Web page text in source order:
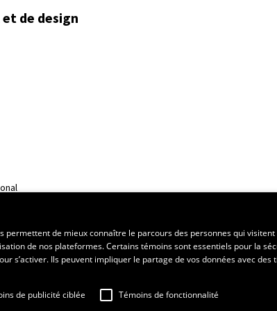
de design
permettent de mieux connaître le parcours des personnes qui
de nos plateformes. Certains témoins sont essentiels pour la
s’activer. Ils peuvent impliquer le partage de vos données avec des
de publicité ciblée Témoins de fonctionnalité